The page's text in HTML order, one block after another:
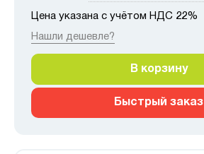
Цена указана с учётом НДС 22%
Нашли дешевле?
В корзину
Быстрый заказ